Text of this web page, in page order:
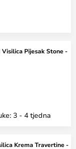
Pijesak Stone -
3 - 4 tjedna
Krema Travertine -